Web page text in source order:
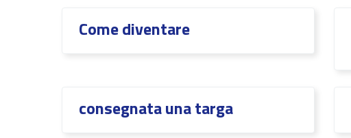
Come diventare
consegnata una targa